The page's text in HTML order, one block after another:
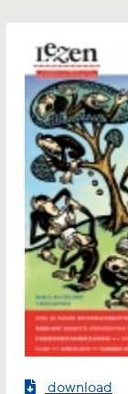
download